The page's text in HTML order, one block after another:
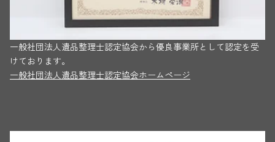
一般社団法人遺品整理士認定協会から優良事業所として認定を受
けております。
一般社団法人遺品整理士認定協会ホームページ